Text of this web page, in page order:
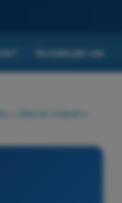
Kontaktujte nás
Obecné znalosti o